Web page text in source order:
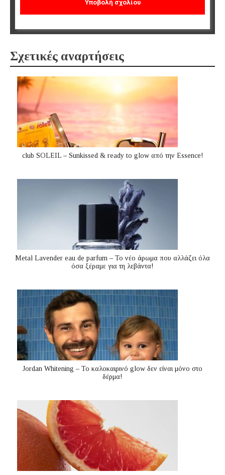
Σχετικές αναρτήσεις
club SOLEIL – Sunkissed & ready to glow από την Essence!
Metal Lavender eau de parfum – Το νέο άρωμα που αλλάζει όλα
όσα ξέραμε για τη λεβάντα!
Jordan Whitening – Το καλοκαιρινό glow δεν είναι μόνο στο
δέρμα!